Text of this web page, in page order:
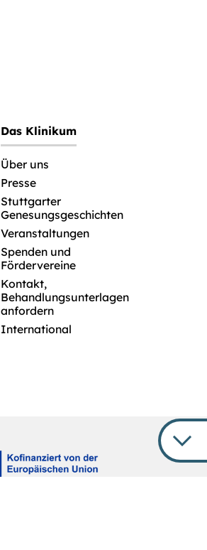
Das Klinikum
Über uns
Presse
Stuttgarter
Genesungsgeschichten
Veranstaltungen
Spenden und
Fördervereine
Kontakt,
Behandlungsunterlagen
anfordern
International